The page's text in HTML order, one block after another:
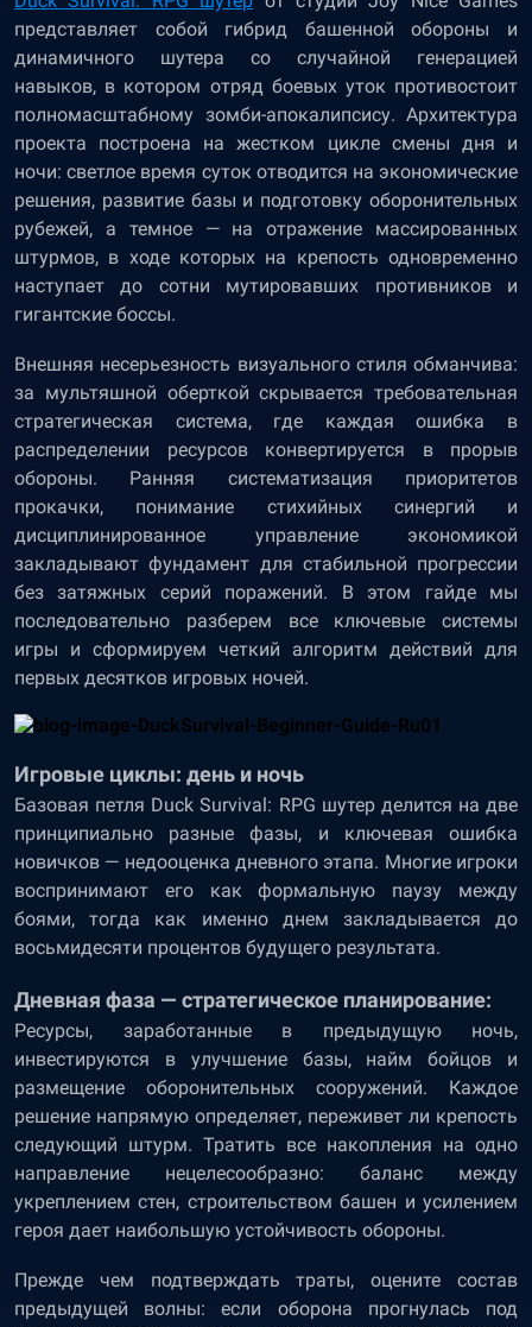
представляет собой гибрид башенной обороны и
динамичного шутера со случайной генерацией
навыков, в котором отряд боевых уток противостоит
полномасштабному зомби-апокалипсису. Архитектура
проекта построена на жестком цикле смены дня и
ночи: светлое время суток отводится на экономические
решения, развитие базы и подготовку оборонительных
рубежей, а темное — на отражение массированных
штурмов, в ходе которых на крепость одновременно
наступает до сотни мутировавших противников и
гигантские боссы.
Внешняя несерьезность визуального стиля обманчива:
за мультяшной оберткой скрывается требовательная
стратегическая система, где каждая ошибка в
распределении ресурсов конвертируется в прорыв
обороны. Ранняя систематизация приоритетов
прокачки, понимание стихийных синергий и
дисциплинированное управление экономикой
закладывают фундамент для стабильной прогрессии
без затяжных серий поражений. В этом гайде мы
последовательно разберем все ключевые системы
игры и сформируем четкий алгоритм действий для
первых десятков игровых ночей.
Игровые циклы: день и ночь
Базовая петля Duck Survival: RPG шутер делится на две
принципиально разные фазы, и ключевая ошибка
новичков — недооценка дневного этапа. Многие игроки
воспринимают его как формальную паузу между
боями, тогда как именно днем закладывается до
восьмидесяти процентов будущего результата.
Дневная фаза — стратегическое планирование:
Ресурсы, заработанные в предыдущую ночь,
инвестируются в улучшение базы, найм бойцов и
размещение оборонительных сооружений. Каждое
решение напрямую определяет, переживет ли крепость
следующий штурм. Тратить все накопления на одно
направление нецелесообразно: баланс между
укреплением стен, строительством башен и усилением
героя дает наибольшую устойчивость обороны.
Прежде чем подтверждать траты, оцените состав
предыдущей волны: если оборона прогнулась под